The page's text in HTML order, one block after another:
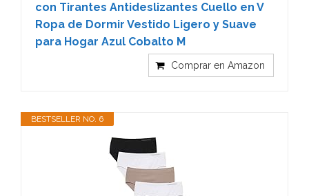
con Tirantes Antideslizantes Cuello en V
Ropa de Dormir Vestido Ligero y Suave
para Hogar Azul Cobalto M
Comprar en Amazon
BESTSELLER NO. 6